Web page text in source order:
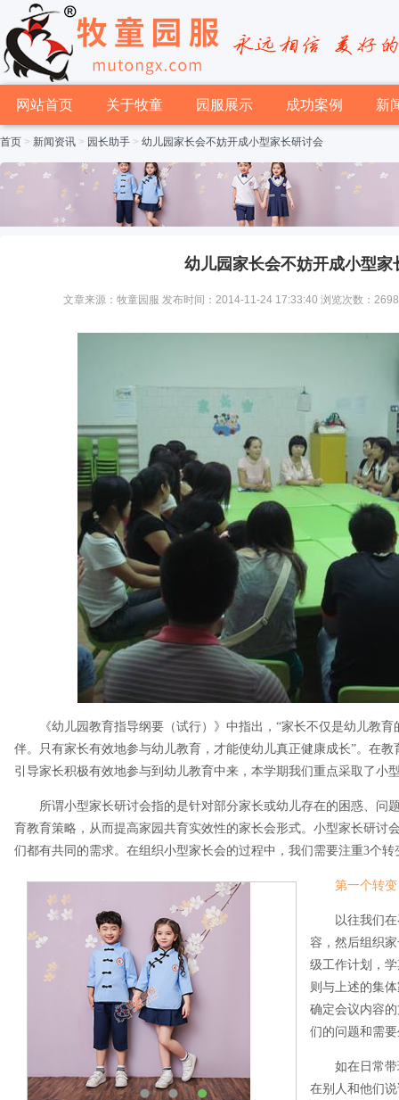
网站首页 关于牧童 园服展示 成功案例 新
首页 > 新闻资讯 > 园长助手 > 幼儿园家长会不妨开成小型家长研讨会
幼儿园家长会不妨开成小型家
文章来源：牧童园服 发布时间：2014-11-24 17:33:40 浏览次数：2698
《幼儿园教育指导纲要（试行）》中指出，“家长不仅是幼儿教
伴。只有家长有效地参与幼儿教育，才能使幼儿真正健康成长”。在
引导家长积极有效地参与到幼儿教育中来，本学期我们重点采取了小
所谓小型家长研讨会指的是针对部分家长或幼儿存在的困惑、问
育教育策略，从而提高家园共育实效性的家长会形式。小型家长研讨
们都有共同的需求。在组织小型家长会的过程中，我们需要注重3个转
第一个转
以往我们
容，然后组织
级工作计划，
则与上述的集
确定会议内容
们的问题和需
如在日常
在别人和他们